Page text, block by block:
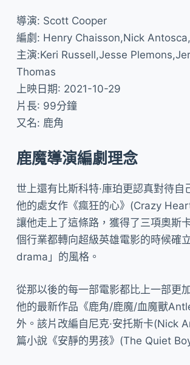
導演: Scott Cooper
編劇: Henry Chaisson,Nick
主演:Keri Russell,Jesse
Thomas
上映日期: 2021-10-29
片長: 99分鐘
又名: 鹿角
鹿魔導演編劇理念
世上還有比斯科特·庫珀更認真對待自
他的處女作《瘋狂的心》(Crazy
讓他走上了這條路，獲得了三項奧斯
個行業都轉向超級英雄電影的時候確
drama」的風格。
從那以後的每一部電影都比上一部更
他的最新作品《鹿角/鹿魔/血魔獸
外。該片改編自尼克·安托斯卡(Nick
篇小說《安靜的男孩》(The Quiet